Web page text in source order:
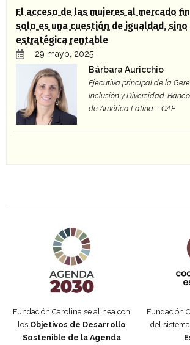
El acceso de las mujeres al mercado
solo es una cuestión de igualdad, sino
estratégica rentable
29 mayo, 2025
Bárbara Auricchio
Ejecutiva principal de la
Inclusión y Diversidad.
de América Latina – CAF
Fundación Carolina se alinea con
los Objetivos de Desarrollo
Sostenible de la Agenda
Fundación
del